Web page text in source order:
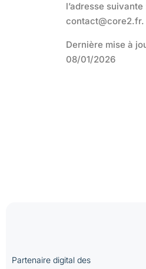
l’adresse suivante
contact@core2.fr.
Dernière mise à
08/01/2026
Partenaire digital des